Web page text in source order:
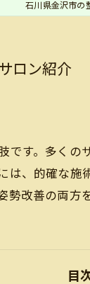
石川県金沢市の
ロン紹介
です。多く
は、的確な
勢改善の両方
目